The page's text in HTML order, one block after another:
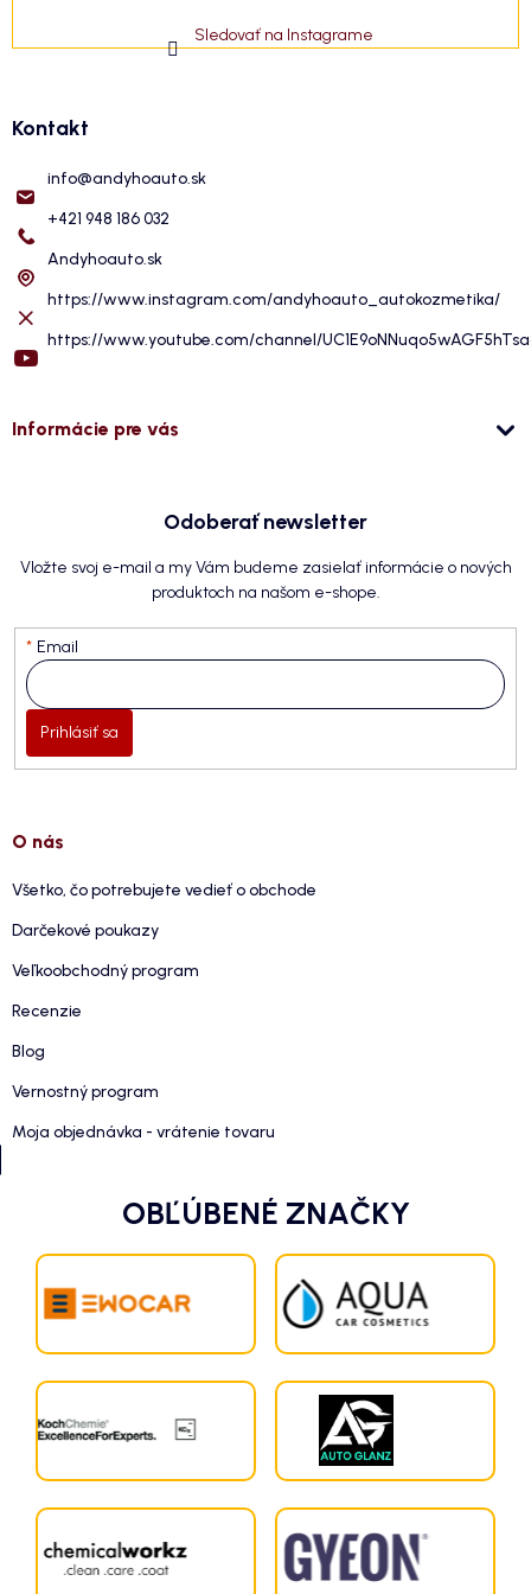
Sledovať na Instagrame
Kontakt
info@andyhoauto.sk
+421 948 186 032
Andyhoauto.sk
https://www.instagram.com/andyhoauto_autokozmetika/
https://www.youtube.com/channel/
Informácie pre vás
Odoberať newsletter
Vložte svoj e-mail a my Vám budeme zasielať informácie o nových
produktoch na našom e-shope.
Email
Prihlásiť sa
O nás
Všetko, čo potrebujete vedieť o obchode
Darčekové poukazy
Veľkoobchodný program
Recenzie
Blog
Vernostný program
Moja objednávka - vrátenie tovaru
OBĽÚBENÉ ZNAČKY